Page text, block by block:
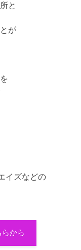
と
が
イズなどの
から